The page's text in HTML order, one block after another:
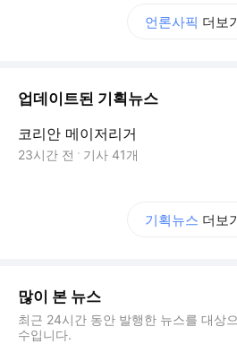
언론사픽 더보
업데이트된 기획뉴스
코리안 메이저리거
23시간 전 기사 41개
기획뉴스 더보
많이 본 뉴스
최근 24시간 동안 발행한 뉴스를 대상
수입니다.